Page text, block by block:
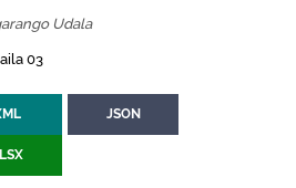
Udala
03
JSON